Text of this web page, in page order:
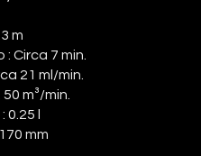
m
Circa 7 min.
21 ml/min.
m³/min.
l
mm